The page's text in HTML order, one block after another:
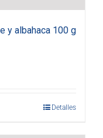
y albahaca 100 g
Detalles